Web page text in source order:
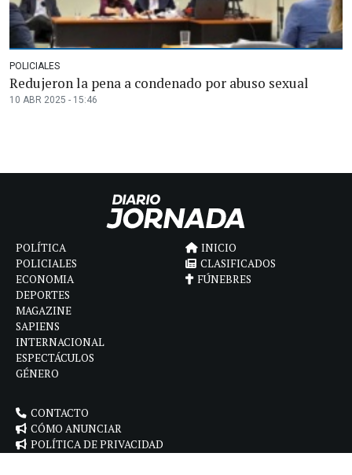
POLICIALES
Redujeron la pena a condenado por abuso sexual
10 ABR 2025 - 15:46
POLÍTICA
POLICIALES
ECONOMIA
DEPORTES
MAGAZINE
SAPIENS
INTERNACIONAL
ESPECTÁCULOS
GÉNERO
INICIO
CLASIFICADOS
FÚNEBRES
CONTACTO
CÓMO ANUNCIAR
POLÍTICA DE PRIVACIDAD